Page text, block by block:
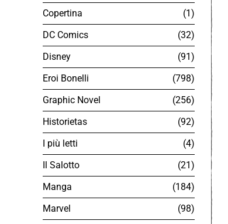
Copertina
1
DC Comics
32
Disney
91
Eroi Bonelli
798
Graphic Novel
256
Historietas
92
I più letti
4
Il Salotto
21
Manga
184
Marvel
98